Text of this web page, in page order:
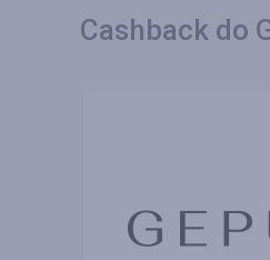
Cashback do